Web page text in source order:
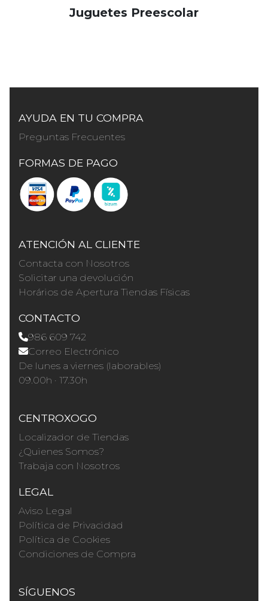
Juguetes Preescolar
AYUDA EN TU COMPRA
Preguntas Frecuentes
FORMAS DE PAGO
ATENCIÓN AL CLIENTE
Contacta con Nosotros
Solicitar una devolución
Horários de Apertura Tiendas Físicas
CONTACTO
986 609 742
Correo Electrónico
De lunes a viernes (laborables)
09.00h · 17.30h
CENTROXOGO
Localizador de Tiendas
¿Quienes Somos?
Trabaja con Nosotros
LEGAL
Aviso Legal
Política de Privacidad
Política de Cookies
Condiciones de Compra
SÍGUENOS